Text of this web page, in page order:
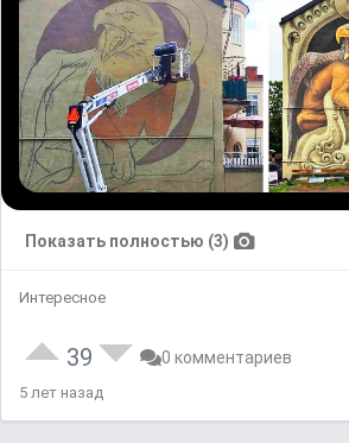
Показать полностью (3)
Интересное
39 0 комментариев
5 лет назад